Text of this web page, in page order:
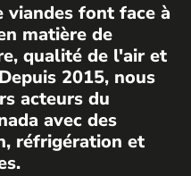
viandes font face à
matière de
qualité de l'air et
2015, nous
acteurs du
avec des
réfrigération et